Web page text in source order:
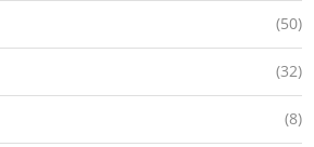
(50)
(32)
(8)